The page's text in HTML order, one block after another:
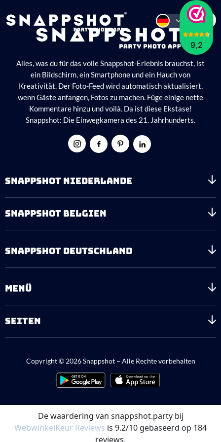
9,2
Alles, was du für das volle Snappshot-Erlebnis brauchst, ist
ein Bildschirm, ein Smartphone und ein Hauch von
Kreativität. Der Foto-Feed wird automatisch aktualisiert,
wenn Gäste anfangen, Fotos zu machen. Füge einige nette
Kommentare hinzu und voilà. Da ist diese Ekstase!
Snappshot: Die Einwegkamera des 21. Jahrhunderts.
SNAPPSHOT NIEDERLANDE
SNAPPSHOT BELGIEN
SNAPPSHOT DEUTSCHLAND
MENÜ
SEITEN
Copyright © 2026 Snappshot – Alle Rechte vorbehalten
De waardering van snappshot.party bij
WebwinkelKeur Reviews is 9.2/10 gebaseerd op 184
reviews.